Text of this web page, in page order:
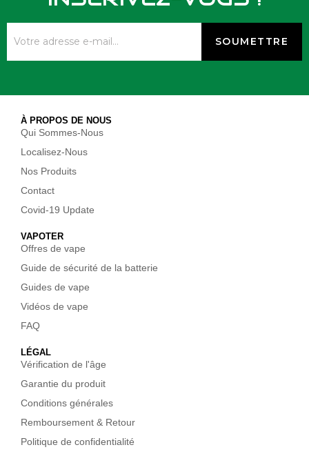
À PROPOS DE NOUS
Qui Sommes-Nous
Localisez-Nous
Nos Produits
Contact
Covid-19 Update
VAPOTER
Offres de vape
Guide de sécurité de la batterie
Guides de vape
Vidéos de vape
FAQ
LÉGAL
Vérification de l'âge
Garantie du produit
Conditions générales
Remboursement & Retour
Politique de confidentialité